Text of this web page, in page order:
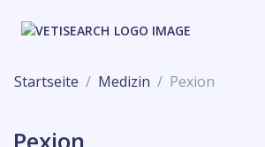
Startseite Medizin Pexion